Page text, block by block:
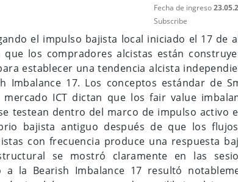
respalda el escenario alcista. El
que empieza a inclinarse al alza, mostrando
Mientras el precio no vuelva a caer por
de continuar. La Media Móvil en
dinámico que puede convertirse en el
(5,3,3) se encuentra en el rango de
posición muestra que el momentum
a entrar en fase de agotamiento. Si se
en la zona por encima de 70, es probable
embargo, mientras la caída del Stochastic sea
Fecha de ingreso
Subscribe
el impulso bajista local iniciado el 17 de
los compradores alcistas están
establecer una tendencia alcista
Imbalance 17. Los conceptos estándar de
ICT dictan que los fair value
testean dentro del marco de impulso activo
bajista antiguo después de que los
con frecuencia produce una respuesta
se mostró claramente en las
la Bearish Imbalance 17 resultó